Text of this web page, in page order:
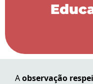
Aobservação